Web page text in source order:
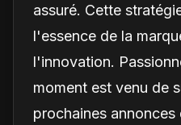
assuré. Cette
l'essence de la
l'innovation.
moment est venu de
prochaines